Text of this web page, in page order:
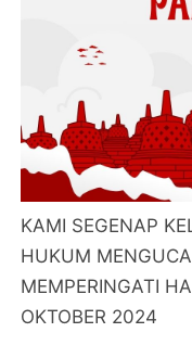
KAMI SEGENAP
HUKUM
MEMPERINGATI
OKTOBER 2024